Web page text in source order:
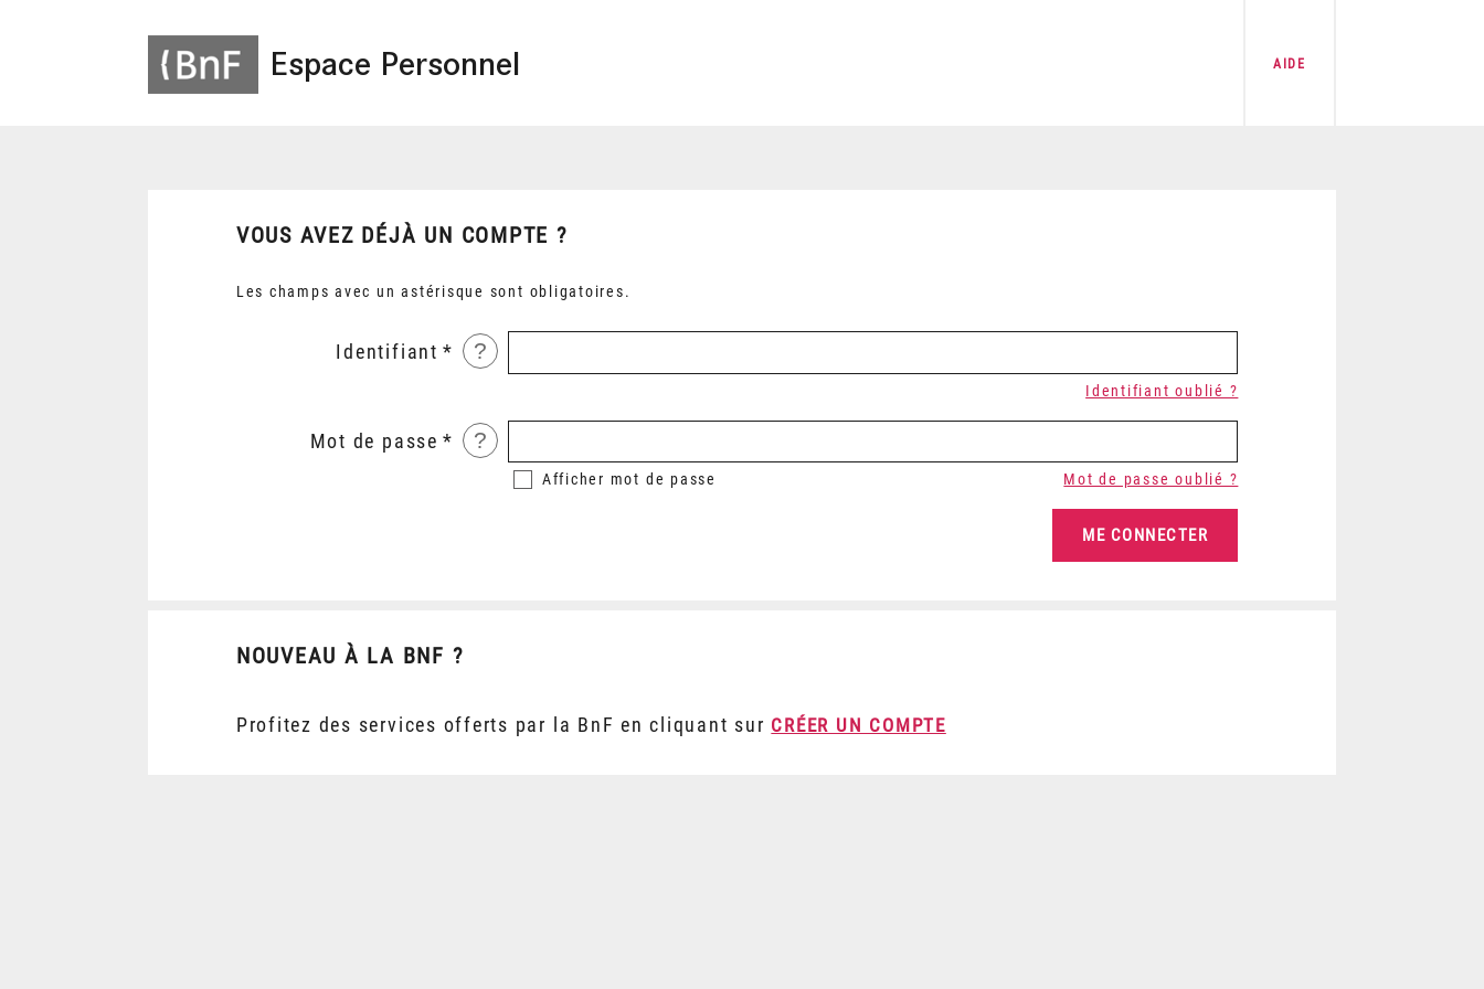
Espace Personnel AIDE
VOUS AVEZ DÉJÀ UN COMPTE ?
Les champs avec un astérisque sont obligatoires.
Identifiant ?
Identifiant oublié ?
Mot de passe ?
Afficher mot de passe Mot de passe oublié ?
NOUVEAU À LA BNF ?
Profitez des services offerts par la BnF en cliquant sur CRÉER UN COMPTE